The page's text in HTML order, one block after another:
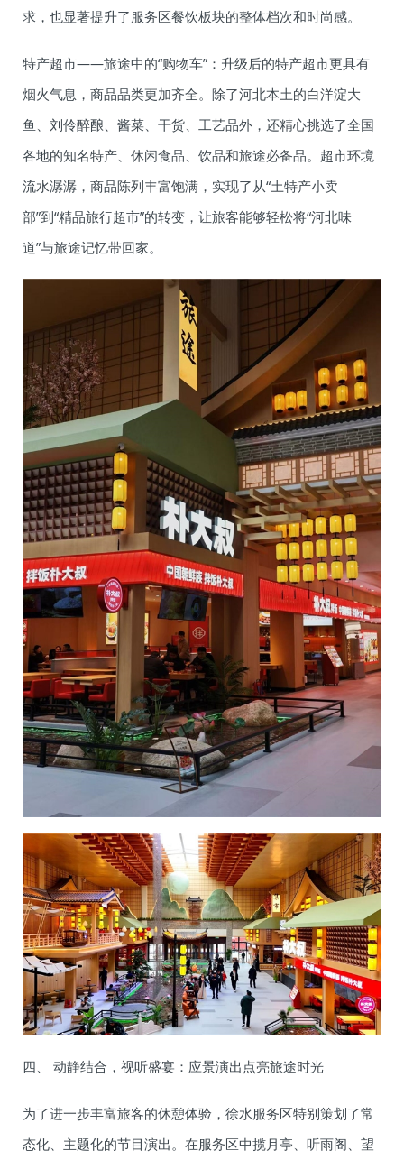
求，也显著提升了服务区餐饮板块的整体档次和时尚感。
特产超市——旅途中的“购物车”：升级后的特产超市更具有
烟火气息，商品品类更加齐全。除了河北本土的白洋淀大
鱼、刘伶醉酿、酱菜、干货、工艺品外，还精心挑选了全国
各地的知名特产、休闲食品、饮品和旅途必备品。超市环境
流水潺潺，商品陈列丰富饱满，实现了从“土特产小卖
部”到“精品旅行超市”的转变，让旅客能够轻松将“河北味
道”与旅途记忆带回家。
四、 动静结合，视听盛宴：应景演出点亮旅途时光
为了进一步丰富旅客的休憩体验，徐水服务区特别策划了常
态化、主题化的节目演出。在服务区中揽月亭、听雨阁、望